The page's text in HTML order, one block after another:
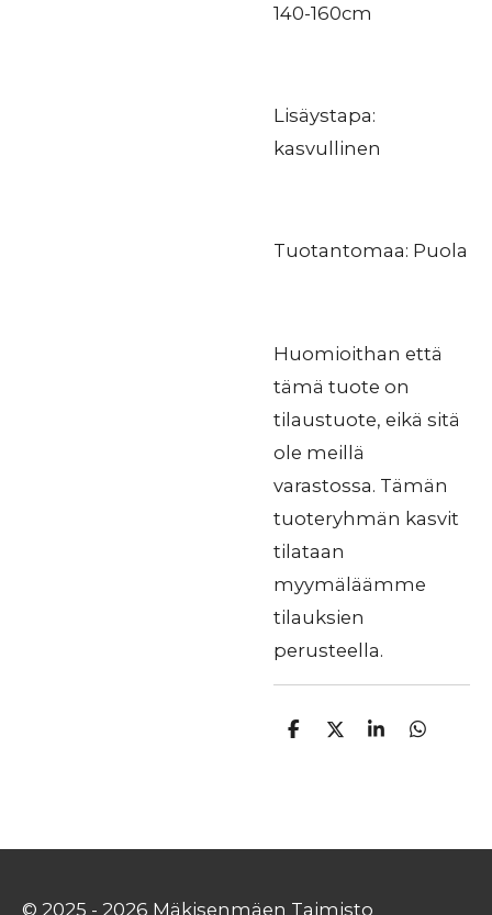
140-160cm
Lisäystapa:
kasvullinen
Tuotantomaa: Puola
Huomioithan että
tämä tuote on
tilaustuote, eikä sitä
ole meillä
varastossa. Tämän
tuoteryhmän kasvit
tilataan
myymäläämme
tilauksien
perusteella.
J
J
J
J
© 2025 - 2026 Mäkisenmäen Taimisto